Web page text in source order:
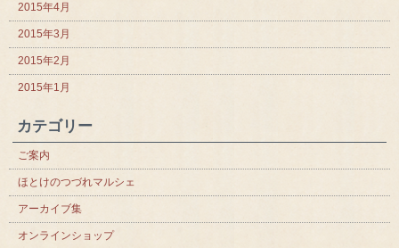
2015年4月
2015年3月
2015年2月
2015年1月
カテゴリー
ご案内
ほとけのつづれマルシェ
アーカイブ集
オンラインショップ